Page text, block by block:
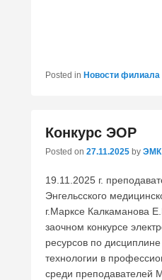
Posted in Новости филиала
Конкурс ЭОР
Posted on 27.11.2025 by ЭМК
19.11.2025 г.
Энгельсского
г.Марксе Калкаманова
заочном конкурсе
ресурсов по
технологии в
среди